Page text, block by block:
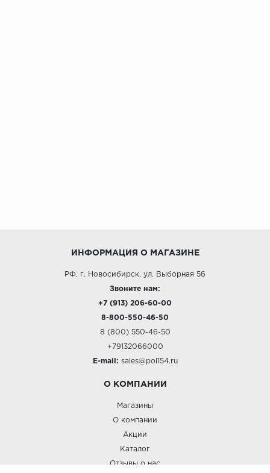
ИНФОРМАЦИЯ О МАГАЗИНЕ
РФ, г. Новосибирск, ул. Выборная 56
Звоните нам:
+7 (913) 206-60-00
8-800-550-46-50
8 (800) 550-46-50
+79132066000
E-mail: sales@pol154.ru
О КОМПАНИИ
Магазины
О компании
Акции
Каталог
Отзывы о нас